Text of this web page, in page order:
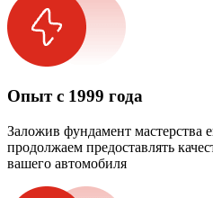
Опыт с 1999 года
Заложив фундамент мастерства
продолжаем предоставлять
вашего автомобиля